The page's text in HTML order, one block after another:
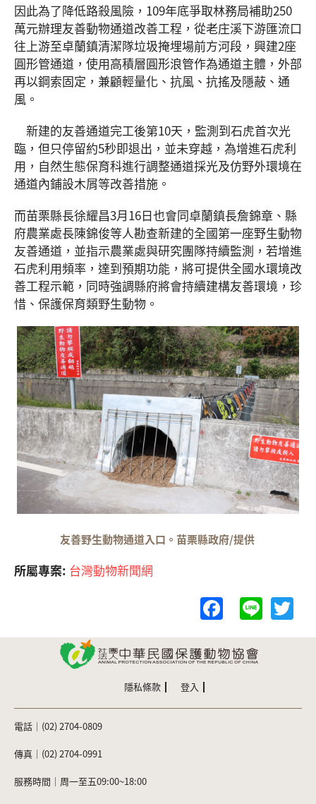
因此為了降低路殺風險，109年底爭取林務局補助250
萬元辦理友善動物通道改善工程，從老庄溪下游匯流口
往上游至卓蘭鎮清潔隊垃圾掩埋場前方河段，興建2座
圓形管通道，使用高積層圓形浪管作為通道主體，外部
再以鋼索固定，兼顧輕量化、抗風、抗搖及隱蔽、通
風。
新建的友善通道完工後第10天，監測到石虎首次光
臨，但只停留約5秒即退出，並未穿越，為增進石虎利
用，自然生態保育科進行調整通道採光及仿野外環境在
通道內鋪設木屑等改善措施。
而苗栗縣長徐耀昌3月16日也會同卓蘭鎮長詹錦章、縣
府農業處長陳錦俊等人勘查新建的全國第一座野生動物
友善通道，並指示農業處與研究團隊持續監測，若增進
石虎利用頻率，達到預期功能，將可提供全國水環境改
善工程示範，同時強調縣府將會持續建構友善環境，珍
惜、保護保育類野生動物。
友善野生動物通道入口。苗栗縣政府/提供
所屬專案: 台灣動物新聞網
F
a
c
e
o
Li
n
隱私條款 登入
電話｜(02) 2704-0809
傳真｜(02) 2704-0991
服務時間｜周一至五09:00~18:00